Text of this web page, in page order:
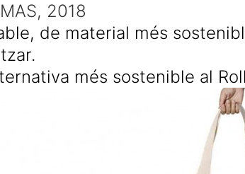
2018
de material més
més sostenible al Roll